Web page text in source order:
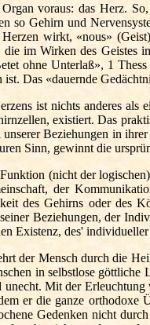
voraus: das Herz.
so Gehirn und
wirkt, «nous»
die im Wirken des Geistes
ohne Unterlaß», 1
ist. Das «dauernde
ist nichts anderes als
existiert. Das
Beziehungen in
Sinn, gewinnt die
(nicht der
der
des Gehirns oder des
Beziehungen, der
Existenz, des'
der Mensch durch die
in selbstlose
Mit der
er die ganze orthodoxe
Gedenken nicht